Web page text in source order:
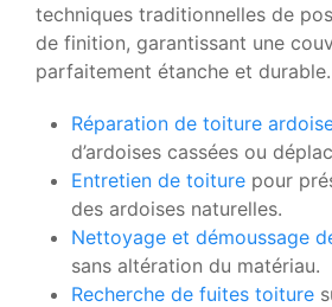
techniques traditionnelles de
de finition, garantissant une
parfaitement étanche et durable.
Réparation de toiture
d’ardoises cassées ou
Entretien de toiture pour
des ardoises naturelles.
Nettoyage et démoussage
sans altération du matériau.
Recherche de fuites toiture